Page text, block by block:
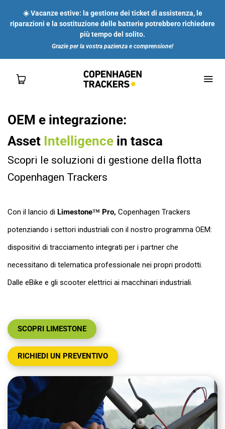
☀️ Vacanze estive: la gestione dei ticket di assistenza, le
riparazioni e la sostituzione delle batterie potrebbero richiedere
più tempo del solito.
Grazie per la vostra pazienza e comprensione!
NEGOZIO
PER TE
SU DI NOI
CONTATTO
OEM e integrazione:
Asset Intelligence in tasca
Scopri le soluzioni di gestione della flotta
Copenhagen Trackers
Con il lancio di Limestone™ Pro, Copenhagen Trackers
potenziando i settori industriali con il nostro programma OEM:
dispositivi di tracciamento integrati per i partner che
necessitano di telematica professionale nei propri prodotti.
Dalle eBike e gli scooter elettrici ai macchinari industriali.
SCOPRI LIMESTONE
RICHIEDI UN PREVENTIVO